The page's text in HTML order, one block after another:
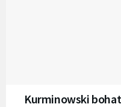
Kurminowski